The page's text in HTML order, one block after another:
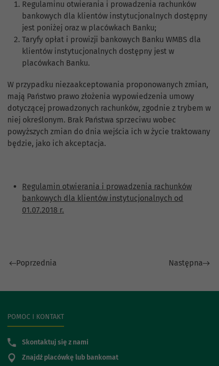
Regulaminu otwierania i prowadzenia rachunków
bankowych dla klientów instytucjonalnych dostępny
jest poniżej oraz w placówkach Banku;
Taryfy opłat i prowizji bankowych Banku WMBS dla
klientów instytucjonalnych dostępny jest w
placówkach Banku.
W przypadku niezaakceptowania proponowanych zmian,
mają Państwo prawo złożenia wypowiedzenia umowy
dotyczącej prowadzonych rachunków, zgodnie z trybem w
niej określonym. Brak Państwa sprzeciwu wobec
powyższych zmian do dnia wejścia ich w życie traktowany
będzie, jako ich akceptacja.
Regulamin otwierania i prowadzenia rachunków
bankowych dla klientów instytucjonalnych od
01.07.2018 r.
Poprzednia Następna
POMOC I KONTAKT
Skontaktuj się z nami
Znajdź placówkę lub bankomat